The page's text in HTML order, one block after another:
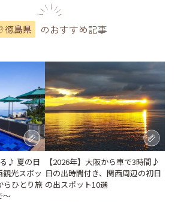
徳島県 のおすすめ記事
♪ 夏の日
光スポッ
らひとり旅
～
【2026年】大阪から車で3時間♪
日の出時間付き、関西周辺の初日
の出スポット10選